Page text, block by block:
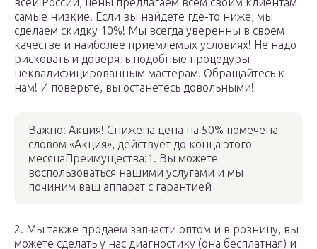
самые низкие! Если вы найдете где-то ниже, мы
сделаем скидку 10%! Мы всегда уверенны в своем
качестве и наиболее приемлемых условиях! Не надо
рисковать и доверять подобные процедуры
неквалифицированным мастерам. Обращайтесь к
нам! И поверьте, вы останетесь довольными!
Важно: Акция! Снижена цена на 50% помечена
словом «Акция», действует до конца этого
месяцаПреимущества:1. Вы можете
воспользоваться нашими услугами и мы
починим ваш аппарат с гарантией
2. Мы также продаем запчасти оптом и в розницу, вы
можете сделать у нас диагностику (она бесплатная) и